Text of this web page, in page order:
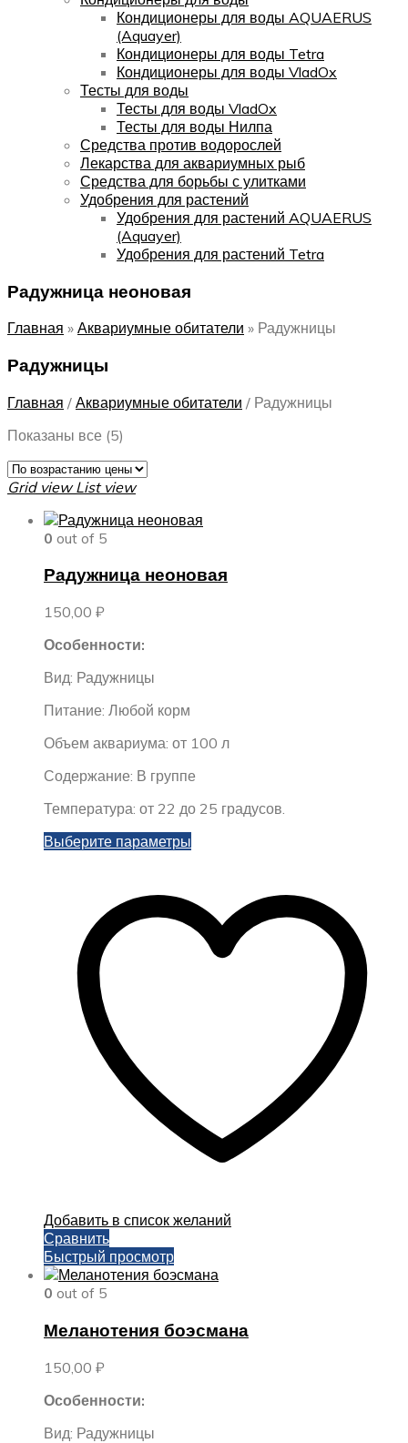
Кондиционеры для воды AQUAERUS
(Aquayer)
Кондиционеры для воды Tetra
Кондиционеры для воды VladOx
Тесты для воды
Тесты для воды VladOx
Тесты для воды Нилпа
Средства против водорослей
Лекарства для аквариумных рыб
Средства для борьбы с улитками
Удобрения для растений
Удобрения для растений AQUAERUS
(Aquayer)
Удобрения для растений Tetra
Радужница неоновая
Главная » Аквариумные обитатели » Радужницы
Радужницы
Главная / Аквариумные обитатели / Радужницы
Показаны все (5)
возрастанию
Grid view List view
0 out of 5
Радужница неоновая
150,00 ₽
Особенности:
Вид: Радужницы
Питание: Любой корм
Объем аквариума: от 100 л
Содержание: В группе
Температура: от 22 до 25 градусов.
Выберите параметры
несколько
вариаций.
Опции
можно
Добавить в список желаний
Сравнить
Быстрый просмотр
0 out of 5
Меланотения боэсмана
150,00 ₽
Особенности:
Вид: Радужницы